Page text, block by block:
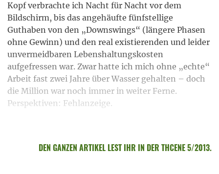
Kopf verbrachte ich Nacht für Nacht vor dem
Bildschirm, bis das angehäufte fünfstellige
Guthaben von den „Downswings“ (längere Phasen
ohne Gewinn) und den real existierenden und leider
unvermeidbaren Lebenshaltungskosten
aufgefressen war. Zwar hatte ich mich ohne „echte“
Arbeit fast zwei Jahre über Wasser gehalten – doch
die Million war noch immer in weiter Ferne.
Perspektiven: Fehlanzeige.
DEN GANZEN ARTIKEL LEST IHR IN DER THCENE 5/2013.